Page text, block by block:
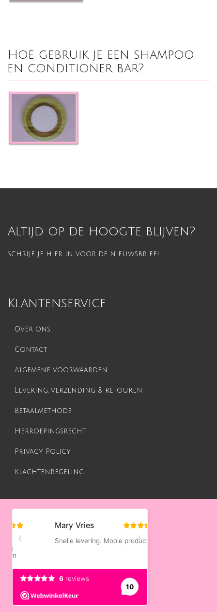
Hoe gebruik je een shampoo
en conditioner bar?
Altijd op de hoogte blijven?
Schrijf je hier in voor de nieuwsbrief!
Klantenservice
Over ons
Contact
Algemene voorwaarden
Levering, verzending & retouren
Betaalmethode
Herroepingsrecht
Privacy Policy
Klachtenregeling